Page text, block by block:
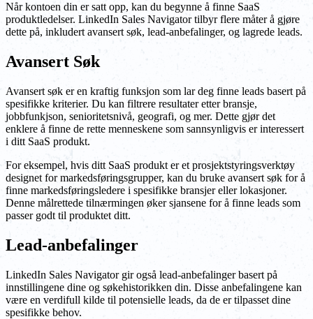
Når kontoen din er satt opp, kan du begynne å finne SaaS
produktledelser. LinkedIn Sales Navigator tilbyr flere måter å gjøre
dette på, inkludert avansert søk, lead-anbefalinger, og lagrede leads.
Avansert Søk
Avansert søk er en kraftig funksjon som lar deg finne leads basert på
spesifikke kriterier. Du kan filtrere resultater etter bransje,
jobbfunkjson, senioritetsnivå, geografi, og mer. Dette gjør det
enklere å finne de rette menneskene som sannsynligvis er interessert
i ditt SaaS produkt.
For eksempel, hvis ditt SaaS produkt er et prosjektstyringsverktøy
designet for markedsføringsgrupper, kan du bruke avansert søk for å
finne markedsføringsledere i spesifikke bransjer eller lokasjoner.
Denne målrettede tilnærmingen øker sjansene for å finne leads som
passer godt til produktet ditt.
Lead-anbefalinger
LinkedIn Sales Navigator gir også lead-anbefalinger basert på
innstillingene dine og søkehistorikken din. Disse anbefalingene kan
være en verdifull kilde til potensielle leads, da de er tilpasset dine
spesifikke behov.